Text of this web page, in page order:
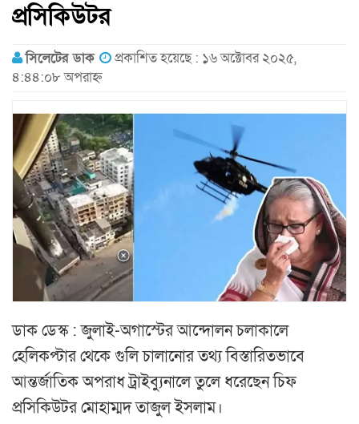
প্রসিকিউটর
সিলেটের ডাক
প্রকাশিত হয়েছে : ১৬ অক্টোবর ২০২৫,
৪:৪৪:০৮ অপরাহ্ন
ডাক ডেস্ক : জুলাই-অগাস্টের আন্দোলন চলাকালে
হেলিকপ্টার থেকে গুলি চালানোর তথ্য বিস্তারিতভাবে
আন্তর্জাতিক অপরাধ ট্রাইব্যুনালে তুলে ধরেছেন চিফ
প্রসিকিউটর মোহাম্মদ তাজুল ইসলাম।